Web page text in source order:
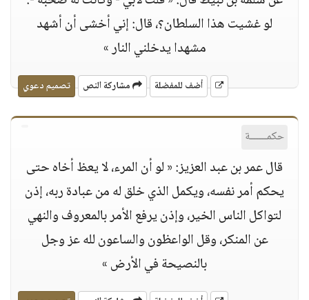
لو غشيت هذا السلطان؟، قال: إني أخشى أن أشهد
مشهدا يدخلني النار »
أضف للمفضلة مشاركة النص تصميم دعوي
حكمــــــة
قال عمر بن عبد العزيز: « لو أن المرء، لا يعظ أخاه حتى
يحكم أمر نفسه، ويكمل الذي خلق له من عبادة ربه، إذن
لتواكل الناس الخير، وإذن يرفع الأمر بالمعروف والنهي
عن المنكر، وقل الواعظون والساعون لله عز وجل
بالنصيحة في الأرض »